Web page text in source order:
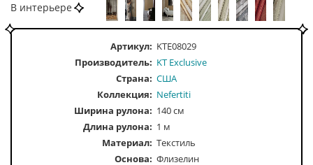
В интерьере
Артикул: KTE08029
Производитель: KT Exclusive
Страна: США
Коллекция: Nefertiti
Ширина рулона: 140 см
Длина рулона: 1 м
Материал: Текстиль
Основа: Флизелин